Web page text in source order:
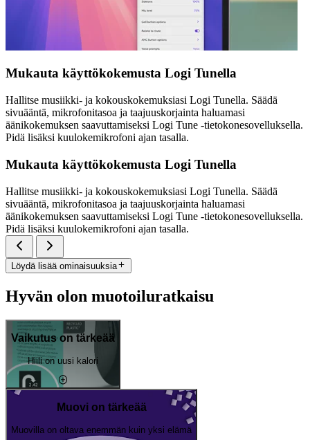
Mukauta käyttökokemusta Logi Tunella
Hallitse musiikki- ja kokouskokemuksiasi Logi Tunella. Säädä
sivuääntä, mikrofonitasoa ja taajuuskorjainta haluamasi
äänikokemuksen saavuttamiseksi Logi Tune -tietokonesovelluksella.
Pidä lisäksi kuulokemikrofoni ajan tasalla.
Mukauta käyttökokemusta Logi Tunella
Hallitse musiikki- ja kokouskokemuksiasi Logi Tunella. Säädä
sivuääntä, mikrofonitasoa ja taajuuskorjainta haluamasi
äänikokemuksen saavuttamiseksi Logi Tune -tietokonesovelluksella.
Pidä lisäksi kuulokemikrofoni ajan tasalla.
Löydä lisää ominaisuuksia
Hyvän olon muotoiluratkaisu
Vaikutus on tärkeää
Hiili on uusi kalori
Muovi on tärkeää
Muovilla on oltava enemmän kuin yksi elämä